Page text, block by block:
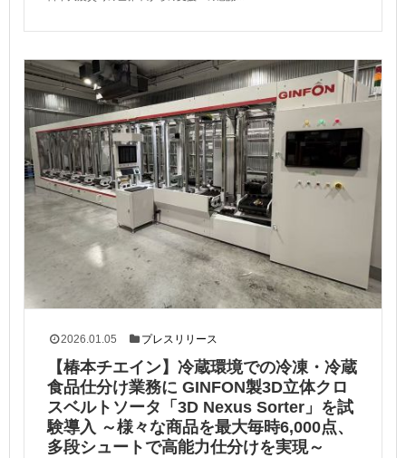
2026.01.05 プレスリリース
【椿本チエイン】冷蔵環境での冷凍・冷蔵
食品仕分け業務に GINFON製3D立体クロ
スベルトソータ「3D Nexus Sorter」を試
験導入 ～様々な商品を最大毎時6,000点、
多段シュートで高能力仕分けを実現～